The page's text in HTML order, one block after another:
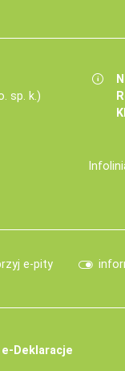
sp. k.)
e-pity
e-Deklaracje